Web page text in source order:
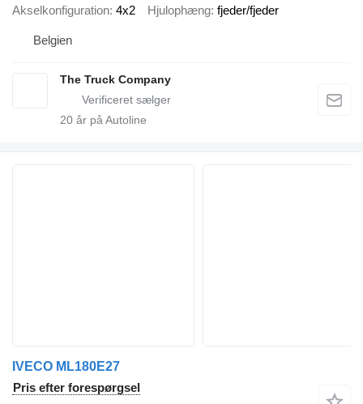
Akselkonfiguration 4x2 Hjulophæng fjeder/fjeder
Belgien
The Truck Company
20 år på Autoline
IVECO ML180E27
Pris efter forespørgsel